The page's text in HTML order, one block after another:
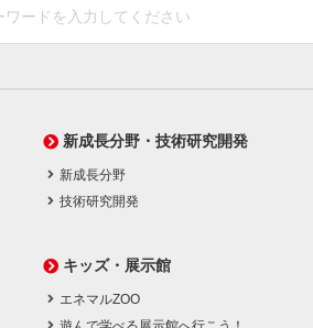
新成長分野・技術研究開発
新成長分野
技術研究開発
キッズ・展示館
エネマルZOO